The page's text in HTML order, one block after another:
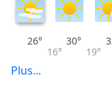
26°
16°
30°
19°
Plus...